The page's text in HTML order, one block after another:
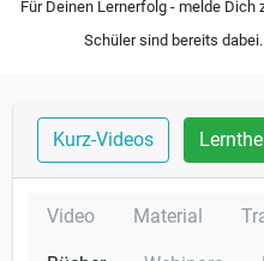
Für Deinen Lernerfolg - melde Dich
Schüler sind bereits dabei.
Kurz-Videos
Video Material